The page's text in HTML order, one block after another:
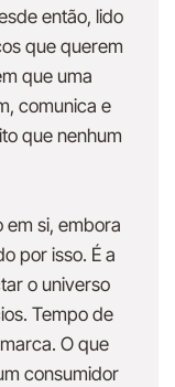
então, lido
que querem
que uma
comunica e
que nenhum
em si, embora
por isso. É a
o universo
Tempo de
O que
consumidor